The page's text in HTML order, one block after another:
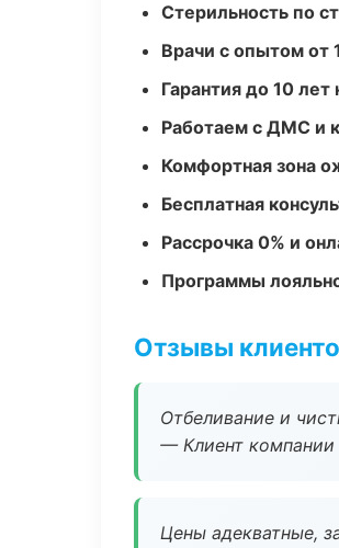
Стерильность по
Врачи с опытом от
Гарантия до 10
Работаем с ДМС и
Комфортная зона
Бесплатная
Рассрочка 0% и
Программы
Отзывы
Отбеливание и
— Клиент компании
Цены адекватные,